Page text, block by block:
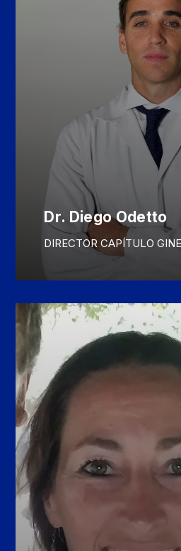
Dr. Diego Odetto
DIRECTOR CAPÍTULO